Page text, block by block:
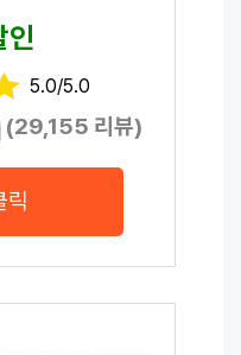
5.0/5.0
(29,155 리뷰)
릭